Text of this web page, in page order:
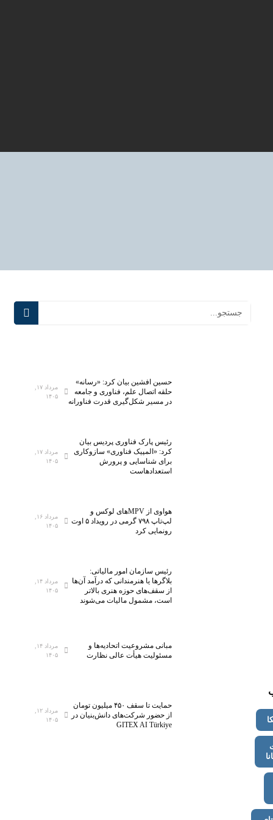
حسین افشین بیان کرد: «رسانه»
حلقه اتصال علم، فناوری و جامعه
در مسیر شکل‌گیری قدرت فناورانه
۱۴۰۵
رئیس پارک فناوری پردیس بیان
کرد: «المپیک فناوری» سازوکاری
برای شناسایی و پرورش
استعدادهاست
۱۴۰۵
هواوی از MPVهای لوکس و
لپ‌تاپ ۷۹۸ گرمی در رویداد ۵ اوت
رونمایی کرد
۱۴۰۵
رئیس سازمان امور مالیاتی:
بلاگر‌ها یا هنرمندانی که درآمد آن‌ها
از سقف‌های حوزه هنری بالاتر
است، مشمول مالیات می‌شوند
۱۴۰۵
مبانی مشروعیت اتحادیه‌ها و
مسئولیت هیأت عالی نظارت
۱۴۰۵
حمایت تا سقف ۴۵۰ میلیون تومان
از حضور شرکت‌های دانش‌بنیان در
GITEX AI Türkiye
۱۴۰۵